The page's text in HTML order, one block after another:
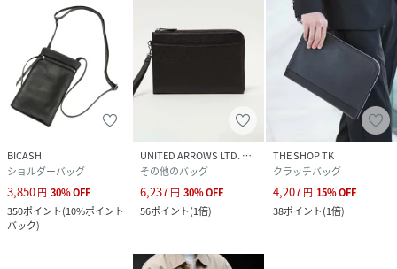
BICASH
ショルダーバッグ
3,850円 30%OFF
350ポイント(10%ポイント
バック)
UNITED ARROWS LTD. OUTLET
その他のバッグ
6,237円 30%OFF
56ポイント(1倍)
THE SHOP TK
クラッチバッグ
4,207円 15%OFF
38ポイント(1倍)